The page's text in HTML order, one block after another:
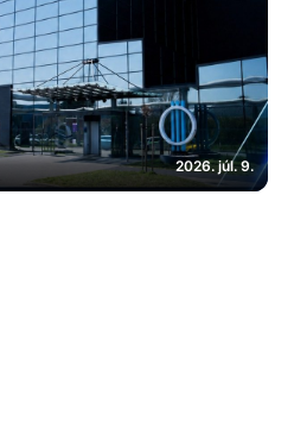
2026. júl. 9.